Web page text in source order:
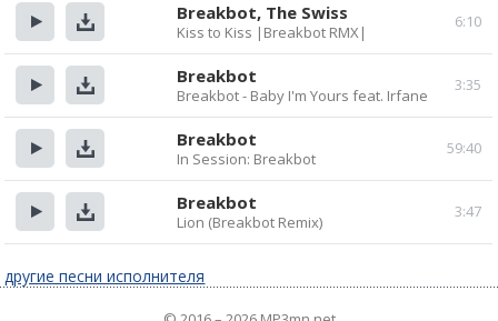
Прослушать
Скачать
6:10
Breakbot, The Swiss
Kiss to Kiss |Breakbot RMX|
Прослушать
Скачать
3:35
Breakbot
Breakbot - Baby I'm Yours feat. Irfane
Прослушать
Скачать
59:40
Breakbot
In Session: Breakbot
Прослушать
Скачать
3:47
Breakbot
Lion (Breakbot Remix)
другие песни исполнителя